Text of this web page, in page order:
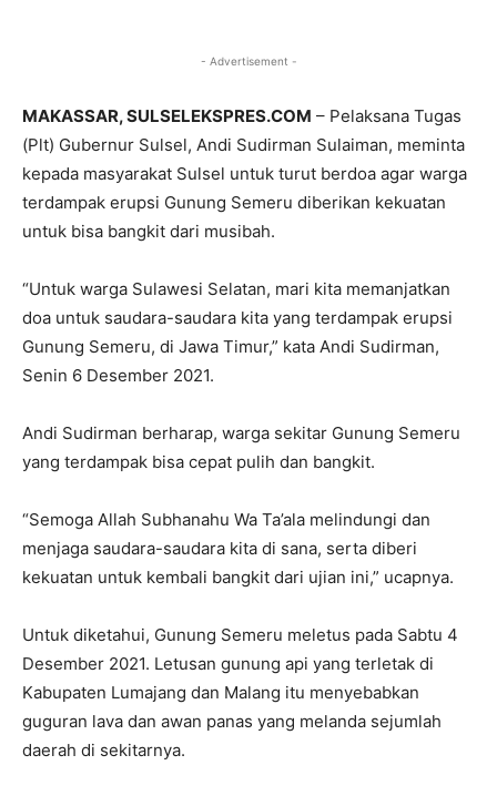
- Advertisement -
MAKASSAR, SULSELEKSPRES.COM – Pelaksana Tugas
(Plt) Gubernur Sulsel, Andi Sudirman Sulaiman, meminta
kepada masyarakat Sulsel untuk turut berdoa agar warga
terdampak erupsi Gunung Semeru diberikan kekuatan
untuk bisa bangkit dari musibah.
“Untuk warga Sulawesi Selatan, mari kita memanjatkan
doa untuk saudara-saudara kita yang terdampak erupsi
Gunung Semeru, di Jawa Timur,” kata Andi Sudirman,
Senin 6 Desember 2021.
Andi Sudirman berharap, warga sekitar Gunung Semeru
yang terdampak bisa cepat pulih dan bangkit.
“Semoga Allah Subhanahu Wa Ta’ala melindungi dan
menjaga saudara-saudara kita di sana, serta diberi
kekuatan untuk kembali bangkit dari ujian ini,” ucapnya.
Untuk diketahui, Gunung Semeru meletus pada Sabtu 4
Desember 2021. Letusan gunung api yang terletak di
Kabupaten Lumajang dan Malang itu menyebabkan
guguran lava dan awan panas yang melanda sejumlah
daerah di sekitarnya.